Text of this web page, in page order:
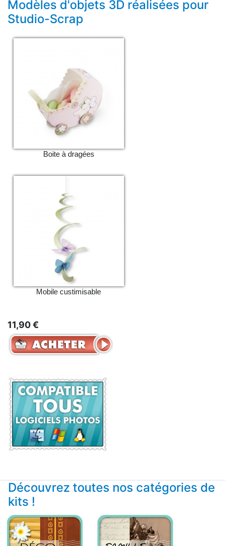
Modèles d'objets 3D réalisées pour
Studio-Scrap
Boite à dragées
Mobile custimisable
11,90 €
Découvrez toutes nos catégories de
kits !